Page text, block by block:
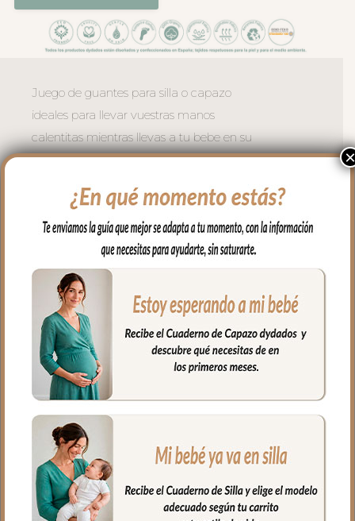
Juego de guantes para silla o capazo
ideales para llevar vuestras manos
calentitas mientras llevas a tu bebe en su
carrito.
dos cremalleras laterales. Se coloca de
forma muy fácil y cómoda; abres las
cremalleras, abrazas el manillar del
carrito y vuelves a cerrar las cremalleras.
Puedes usar también en sillas de bastón
usando el ojal central en la parte de atrás
del guante.
El tejido exterior en tejido piqué bordado;
un piqué de algodón.
El tejido del, interior puedes elegir en
piqué de algodón o en pelo corto liso.
Puedes lavar a mano o en lavadora,
siempre agua fría, jabones no abrasivos y
secado al natural.
×